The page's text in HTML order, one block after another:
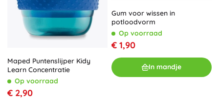
Maped Puntenslijper Kidy
Learn Concentratie
Op voorraad
€ 2,90
Gum voor wissen in
potloodvorm
Op voorraad
€ 1,90
In mandje